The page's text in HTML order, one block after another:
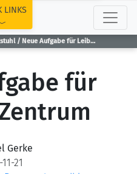
Neue Aufgabe für Leibniz-Zentrum
LINKS
für
Gerke
21